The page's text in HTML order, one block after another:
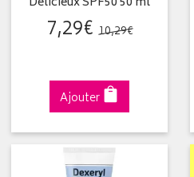
7,29€ 10,29€
Ajouter